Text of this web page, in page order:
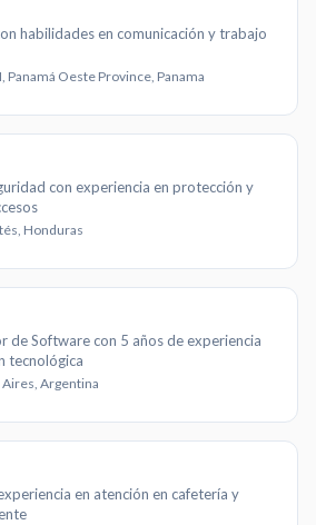
habilidades en comunicación y trabajo
Panamá Oeste Province, Panama
con experiencia en protección y
Honduras
de Software con 5 años de experiencia
tecnológica
Argentina
en atención en cafetería y